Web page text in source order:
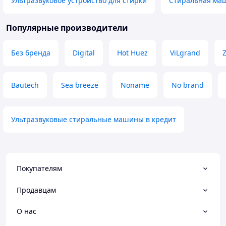
Популярные производители
Без бренда Digital Hot Huez ViLgrand
Bautech Sea breeze Noname No brand
Ультразвуковые стиральные машины в кредит
Покупателям
Продавцам
О нас